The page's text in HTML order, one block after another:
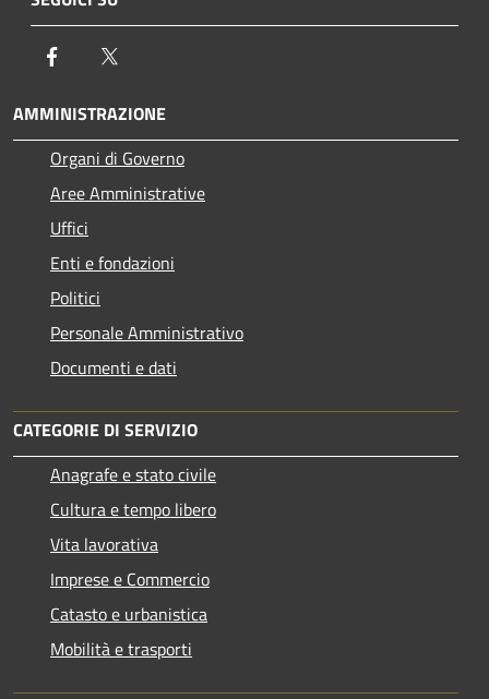
Facebook
AMMINISTRAZIONE
Organi di Governo
Aree Amministrative
Uffici
Enti e fondazioni
Politici
Personale Amministrativo
Documenti e dati
CATEGORIE DI SERVIZIO
Anagrafe e stato civile
Cultura e tempo libero
Vita lavorativa
Imprese e Commercio
Catasto e urbanistica
Mobilità e trasporti